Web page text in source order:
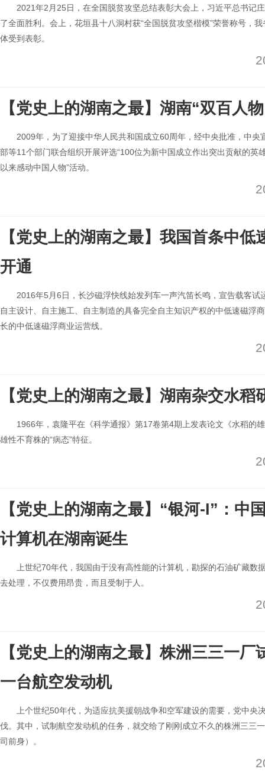
2021年2月25日，在全国脱贫攻坚总结表彰大会上，习近平总书记
了全面胜利。会上，花垣县十八洞村获“全国脱贫攻坚楷模”荣誉称号，
体受到表彰。
【党史上的湖南之最】湖南“双百人
2009年，为了迎接中华人民共和国成立60周年，经中央批准，中央
部等11个部门联合组织开展评选“100位为新中国成立作出突出贡献的英
以来感动中国人物”活动。
【党史上的湖南之最】我国首条中低
开通
2016年5月6日，长沙磁浮快线始发列车一声汽笛长鸣，宣告载客
自主设计、自主施工、自主制造的具备完全自主知识产权的中低速磁浮
长的中低速磁浮商业运营线。
【党史上的湖南之最】湖南杂交水稻
1966年，袁隆平在《科学通报》第17卷第4期上发表论文《水稻的
雄性不育株的“病态”特征。
【党史上的湖南之最】“银河-I”：中
计算机在湖南诞生
上世纪70年代，我国由于没有高性能的计算机，勘探的石油矿藏数
去处理，不仅费用昂贵，而且受制于人。
【党史上的湖南之最】株洲三三一厂
一台航空发动机
上个世纪50年代，为适应抗美援朝战争和空军建设的需要，党中央
伐。其中，试制航空发动机的任务，就交给了刚刚成立不久的株洲三三
司前身）。